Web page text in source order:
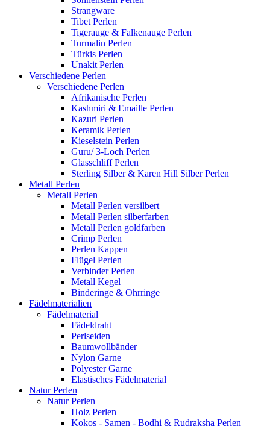
Strangware
Tibet Perlen
Tigerauge & Falkenauge Perlen
Turmalin Perlen
Türkis Perlen
Unakit Perlen
Verschiedene Perlen
Verschiedene Perlen
Afrikanische Perlen
Kashmiri & Emaille Perlen
Kazuri Perlen
Keramik Perlen
Kieselstein Perlen
Guru/ 3-Loch Perlen
Glasschliff Perlen
Sterling Silber & Karen Hill Silber Perlen
Metall Perlen
Metall Perlen
Metall Perlen versilbert
Metall Perlen silberfarben
Metall Perlen goldfarben
Crimp Perlen
Perlen Kappen
Flügel Perlen
Verbinder Perlen
Metall Kegel
Binderinge & Ohrringe
Fädelmaterialien
Fädelmaterial
Fädeldraht
Perlseiden
Baumwollbänder
Nylon Garne
Polyester Garne
Elastisches Fädelmaterial
Natur Perlen
Natur Perlen
Holz Perlen
Kokos - Samen - Bodhi & Rudraksha Perlen